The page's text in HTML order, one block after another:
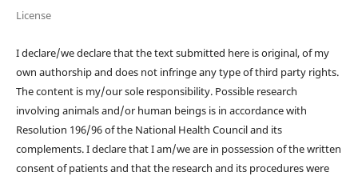
License
I declare/we declare that the text submitted here is original, of my
own authorship and does not infringe any type of third party rights.
The content is my/our sole responsibility. Possible research
involving animals and/or human beings is in accordance with
Resolution 196/96 of the National Health Council and its
complements. I declare that I am/we are in possession of the written
consent of patients and that the research and its procedures were